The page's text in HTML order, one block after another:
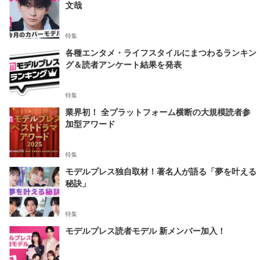
文哉
特集
各種エンタメ・ライフスタイルにまつわるランキン
グ＆読者アンケート結果を発表
特集
業界初！ 全プラットフォーム横断の大規模読者参
加型アワード
特集
モデルプレス独自取材！著名人が語る「夢を叶える
秘訣」
特集
モデルプレス読者モデル 新メンバー加入！